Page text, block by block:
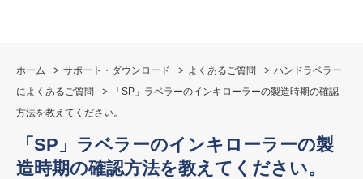
ホーム サポート・ダウンロード よくあるご質問
ハンドラベラー
によくあるご質問
「SP」ラベラーのインキローラーの製造時期の確認
方法を教えてください。
「SP」ラベラーのインキローラーの製
造時期の確認方法を教えてください。